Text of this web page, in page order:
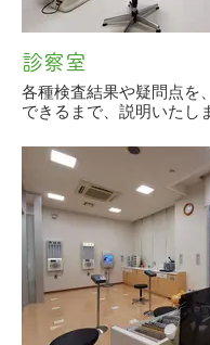
診察室
各種検査結果や疑問点を
できるまで、説明いたし